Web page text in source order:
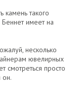
камень такого
имеет на
несколько
ювелирных
смотреться просто
он.